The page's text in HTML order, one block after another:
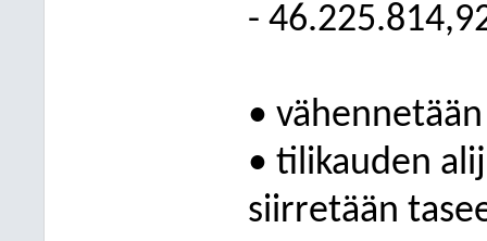
-
•
• tilikauden
siirretään